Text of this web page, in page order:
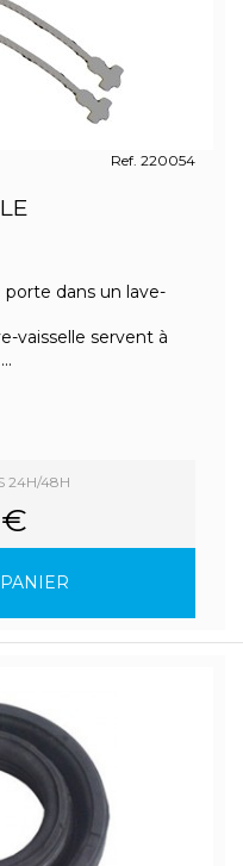
Ref. 220054
dans un lave-
vaisselle servent à
24H/48H